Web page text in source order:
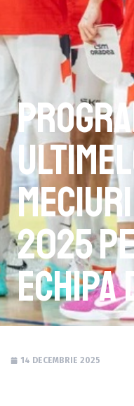
2025
echipa
14 DECEMBRIE 2025